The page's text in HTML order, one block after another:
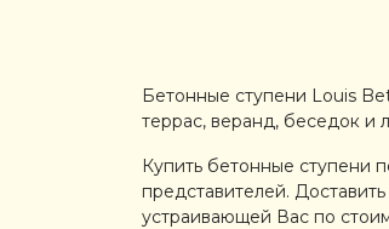
Бетонные ступени Louis
террас, веранд, беседок и
Купить бетонные ступени
представителей.
устраивающей Вас по